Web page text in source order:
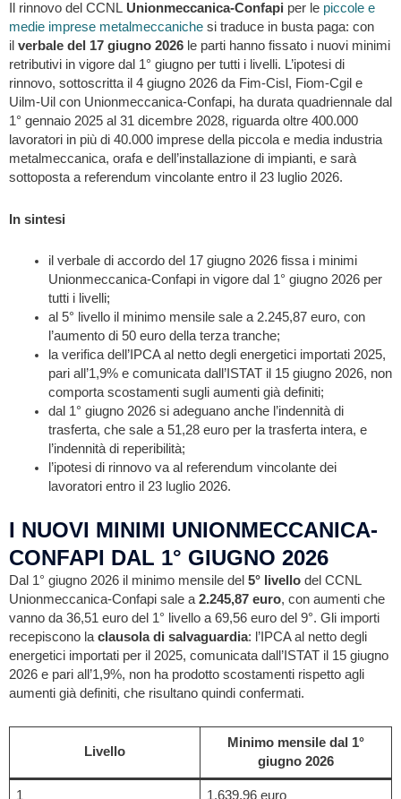
Il rinnovo del CCNL Unionmeccanica-Confapi per le piccole e
medie imprese metalmeccaniche si traduce in busta paga: con
il verbale del 17 giugno 2026 le parti hanno fissato i nuovi minimi
retributivi in vigore dal 1° giugno per tutti i livelli. L’ipotesi di
rinnovo, sottoscritta il 4 giugno 2026 da Fim-Cisl, Fiom-Cgil e
Uilm-Uil con Unionmeccanica-Confapi, ha durata quadriennale dal
1° gennaio 2025 al 31 dicembre 2028, riguarda oltre 400.000
lavoratori in più di 40.000 imprese della piccola e media industria
metalmeccanica, orafa e dell’installazione di impianti, e sarà
sottoposta a referendum vincolante entro il 23 luglio 2026.
In sintesi
il verbale di accordo del 17 giugno 2026 fissa i minimi
Unionmeccanica-Confapi in vigore dal 1° giugno 2026 per
tutti i livelli;
al 5° livello il minimo mensile sale a 2.245,87 euro, con
l’aumento di 50 euro della terza tranche;
la verifica dell’IPCA al netto degli energetici importati 2025,
pari all’1,9% e comunicata dall’ISTAT il 15 giugno 2026, non
comporta scostamenti sugli aumenti già definiti;
dal 1° giugno 2026 si adeguano anche l’indennità di
trasferta, che sale a 51,28 euro per la trasferta intera, e
l’indennità di reperibilità;
l’ipotesi di rinnovo va al referendum vincolante dei
lavoratori entro il 23 luglio 2026.
I NUOVI MINIMI UNIONMECCANICA-
CONFAPI DAL 1° GIUGNO 2026
Dal 1° giugno 2026 il minimo mensile del 5° livello del CCNL
Unionmeccanica-Confapi sale a 2.245,87 euro, con aumenti che
vanno da 36,51 euro del 1° livello a 69,56 euro del 9°. Gli importi
recepiscono la clausola di salvaguardia: l’IPCA al netto degli
energetici importati per il 2025, comunicata dall’ISTAT il 15 giugno
2026 e pari all’1,9%, non ha prodotto scostamenti rispetto agli
aumenti già definiti, che risultano quindi confermati.
Livello
Minimo mensile dal 1°
giugno 2026
1 1.639,96 euro